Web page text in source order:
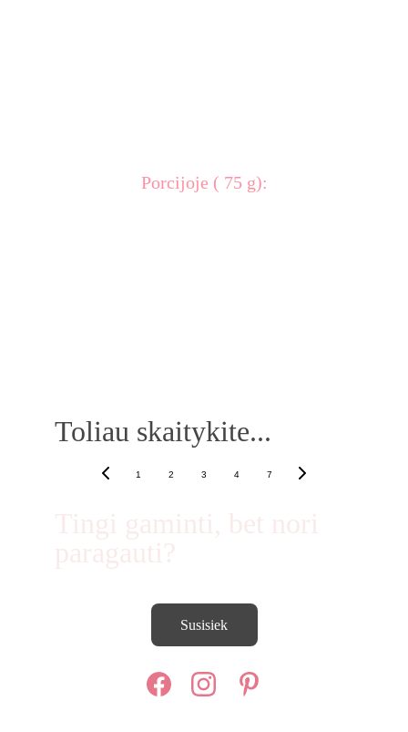
Porcijoje ( 75 g):
Toliau skaitykite...
1 2 3 4 7
Susisiek